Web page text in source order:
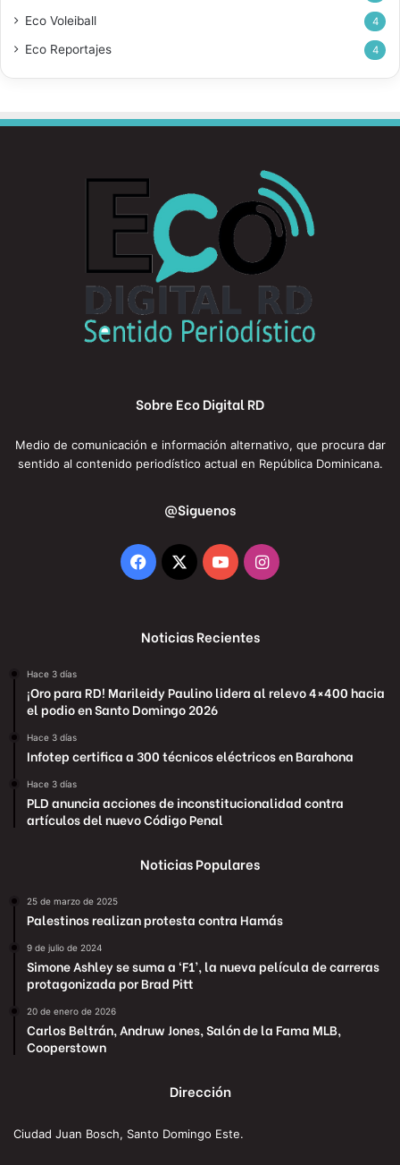
Eco Voleiball 4
Eco Reportajes 4
Sobre Eco Digital RD
Medio de comunicación e información alternativo, que procura dar
sentido al contenido periodístico actual en República Dominicana.
@Siguenos
Facebook
X YouTubeInstagram
Noticias Recientes
Hace 3 días
¡Oro para RD! Marileidy Paulino lidera al relevo 4×400 hacia
el podio en Santo Domingo 2026
Hace 3 días
Infotep certifica a 300 técnicos eléctricos en Barahona
Hace 3 días
PLD anuncia acciones de inconstitucionalidad contra
artículos del nuevo Código Penal
Noticias Populares
25 de marzo de 2025
Palestinos realizan protesta contra Hamás
9 de julio de 2024
Simone Ashley se suma a ‘F1’, la nueva película de carreras
protagonizada por Brad Pitt
20 de enero de 2026
Carlos Beltrán, Andruw Jones, Salón de la Fama MLB,
Cooperstown
Dirección
Ciudad Juan Bosch, Santo Domingo Este.